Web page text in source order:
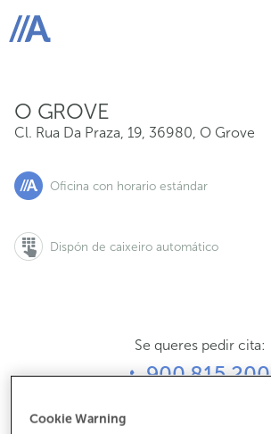
ABANCA
O GROVE
Cl. Rua Da Praza, 19, 36980, O Grove
Oficina con horario estándar
Dispón de caixeiro automático
Se queres pedir cita:
900 815 200
Cookie Warning